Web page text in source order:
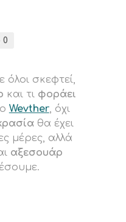
0
όλοι σκεφτεί,
και τι φοράει
Wevther, όχι
θα έχει
μέρες, αλλά
αξεσουάρ